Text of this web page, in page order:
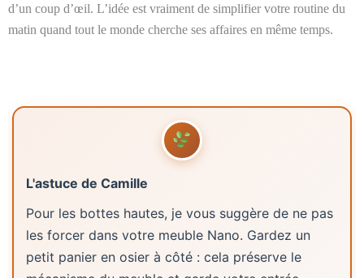
d’un coup d’œil. L’idée est vraiment de simplifier votre routine du
matin quand tout le monde cherche ses affaires en même temps.
L'astuce de Camille
Pour les bottes hautes, je vous suggère de ne pas
les forcer dans votre meuble Nano. Gardez un
petit panier en osier à côté : cela préserve le